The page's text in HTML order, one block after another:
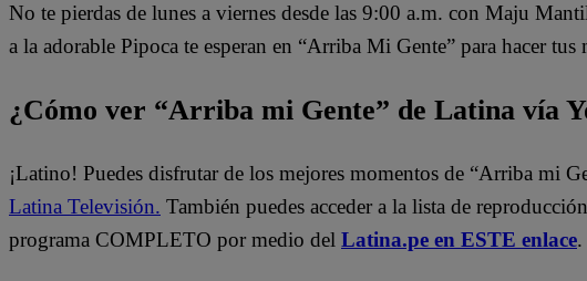
No te pierdas de lunes a viernes desde las 9:00 a.m. con Maju
a la adorable Pipoca te esperan en “Arriba Mi Gente” para hacer tus
¿Cómo ver “Arriba mi Gente” de Latina vía
¡Latino! Puedes disfrutar de los mejores momentos de “Arriba mi
Latina Televisión. También puedes acceder a la lista de
programa COMPLETO por medio del Latina.pe en ESTE enlace.